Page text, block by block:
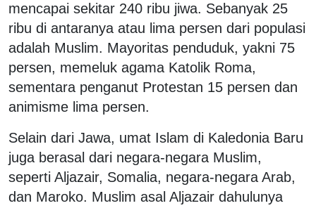
mencapai sekitar 240 ribu jiwa. Sebanyak 25
ribu di antaranya atau lima persen dari populasi
adalah Muslim. Mayoritas penduduk, yakni 75
persen, memeluk agama Katolik Roma,
sementara penganut Protestan 15 persen dan
animisme lima persen.
Selain dari Jawa, umat Islam di Kaledonia Baru
juga berasal dari negara-negara Muslim,
seperti Aljazair, Somalia, negara-negara Arab,
dan Maroko. Muslim asal Aljazair dahulunya